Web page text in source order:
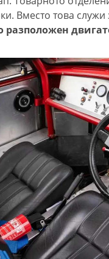
Вместо това служи
разположен